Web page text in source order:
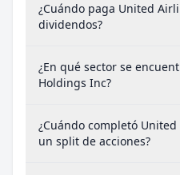
¿Cuándo paga United
dividendos?
¿En qué sector se
Holdings Inc?
¿Cuándo completó
un split de acciones?